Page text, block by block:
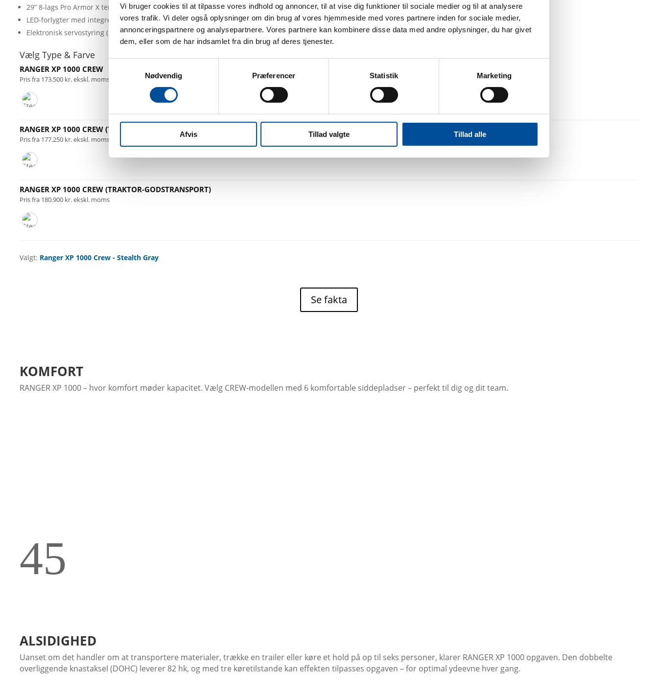
Vi bruger cookies til at tilpasse vores indhold og annoncer, til at vise dig funktioner til sociale medier og til at analysere
vores trafik. Vi deler også oplysninger om din brug af vores hjemmeside med vores partnere inden for sociale medier,
annonceringspartnere og analysepartnere. Vores partnere kan kombinere disse data med andre oplysninger, du har givet
dem, eller som de har indsamlet fra din brug af deres tjenester.
Nødvendig
Præferencer Statistik Marketing
Afvis Tillad valgte Tillad alle
29” 8-lags Pro Armor X terrændæk med 36 cm frihøjde (*27” med ABS)
LED-forlygter med integrerede blinklys
Elektronisk servostyring (EPS)
Vælg Type & Farve
RANGER XP 1000 CREW
Pris fra 173.500 kr. ekskl. moms
RANGER XP 1000 CREW (TRAKTOR-SKOV, LANDBRUG, GARTNERI)
Pris fra 177.250 kr. ekskl. moms
RANGER XP 1000 CREW (TRAKTOR-GODSTRANSPORT)
Pris fra 180.900 kr. ekskl. moms
Valgt: Ranger XP 1000 Crew - Stealth Gray
Se fakta
KOMFORT
RANGER XP 1000 – hvor komfort møder kapacitet. Vælg CREW‑modellen med 6 komfortable siddepladser – perfekt til dig og dit team.
45
ALSIDIGHED
Uanset om det handler om at transportere materialer, trække en trailer eller køre et hold på op til seks personer, klarer RANGER XP 1000 opgaven. Den dobbelte
overliggende knastaksel (DOHC) leverer 82 hk, og med tre køretilstande kan effekten tilpasses opgaven – for optimal ydeevne hver gang.